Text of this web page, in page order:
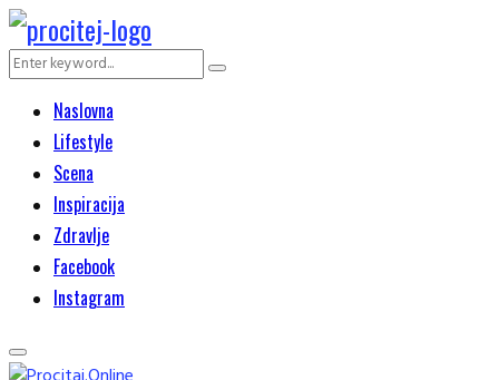
Search
Search
Naslovna
Lifestyle
Scena
Inspiracija
Zdravlje
Facebook
Instagram
Primary